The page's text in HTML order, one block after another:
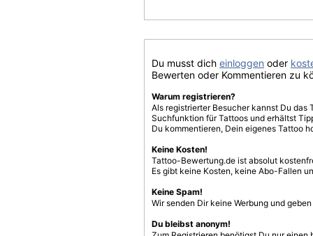
Du musst dich einloggen oder
Bewerten oder Kommentieren zu
Warum registrieren?
Als registrierter Besucher kannst Du
Suchfunktion für Tattoos und erhältst
Du kommentieren, Dein eigenes Tattoo
Keine Kosten!
Tattoo-Bewertung.de ist absolut
Es gibt keine Kosten, keine Abo-Fallen
Keine Spam!
Wir senden Dir keine Werbung und
Du bleibst anonym!